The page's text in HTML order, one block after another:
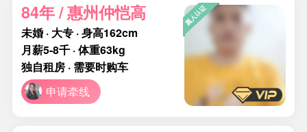
84年 / 惠州仲恺高
未婚 · 大专 · 身高162cm
月薪5-8千 · 体重63kg
独自租房 · 需要时购车
申请牵线